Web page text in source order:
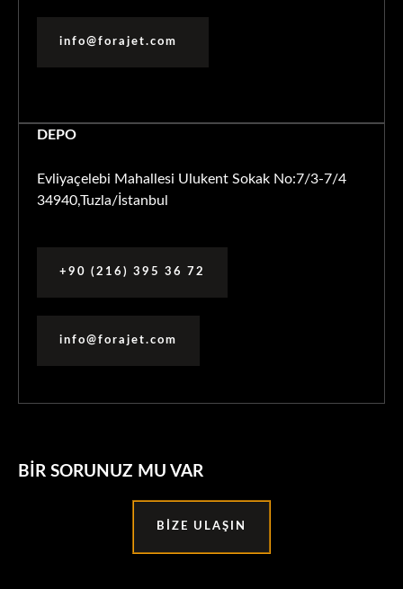
info@forajet.com
DEPO
Evliyaçelebi Mahallesi Ulukent Sokak No:7/3-7/4
34940,Tuzla/İstanbul
+90 (216) 395 36 72
info@forajet.com
BIR SORUNUZ MU VAR
BIZE ULAŞIN